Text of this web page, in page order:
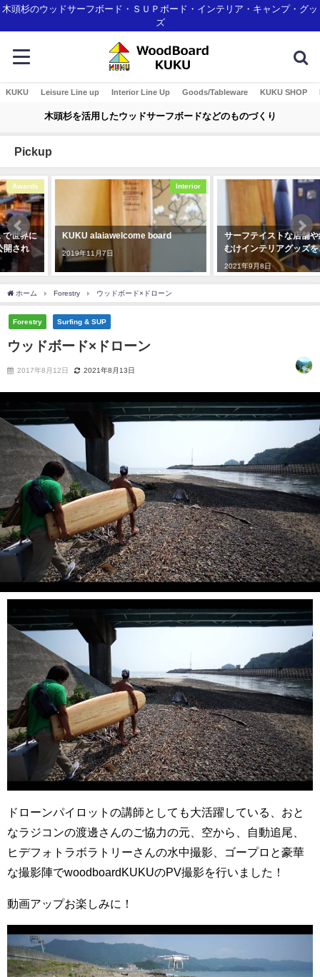
木頭杉のウッドサーフボード・ＳＵＰボード・インテリア・キャンプ・グッ
ズ
KUKU Leisure Line up Interior Line Up Goods/Tableware KUKU SHOP
木頭杉を活用したウッドサーフボードなどのものづくり
Pickup
Interior
KUKU alaiawelcome board
2019年11月7日
Interior
サーフテイストな店舗や結婚式場
むけインテリアグッズをご紹介！
ホーム Forestry ウッドボード×ドローン
Forestry Surfing & SUP
ウッドボード×ドローン
2017年8月12日 2021年8月13日
ドローンパイロットの講師としても大活躍している、おと
なラジコンの渡邊さんのご協力の元、空から、自動追尾、
ヒデフォトラボラトリーさんの水中撮影、ゴープロと豪華
な撮影陣でwoodboardKUKUのPV撮影を行いました！
動画アップお楽しみに！